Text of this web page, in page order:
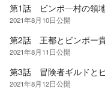
第1話 ビンボ―村の領
2021年8月10日公開
第2話 王都とビンボー
2021年8月11日公開
第3話 冒険者ギルドと
2021年8月12日公開